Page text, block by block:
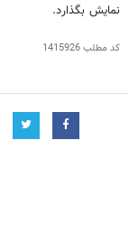
نمایش بگذارد.
کد مطلب1415926